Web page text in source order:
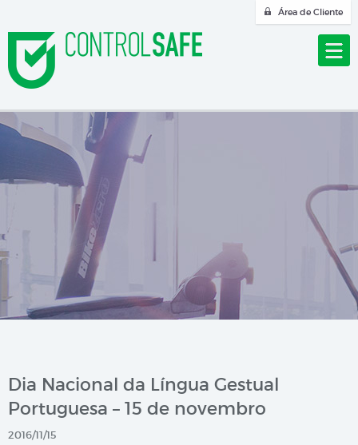
Área de Cliente
Dia Nacional da Língua Gestual
Portuguesa – 15 de novembro
2016/11/15